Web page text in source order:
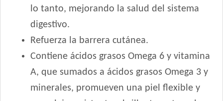
Grande
Pro Plan Perro Reduce Calorie Adulto Raza Mediana y Grande
Pro Plan Perro Veterinary Diets Movilidad Articular
Pro Plan Perro Veterinary Diets Neurológico Neurocare
Pro Plan Perro Veterinary Diets Obesidad
lo tanto, mejorando la salud del sistema
digestivo.
Refuerza la barrera cutánea.
Contiene ácidos grasos Omega 6 y vitamina
A, que sumados a ácidos grasos Omega 3 y
minerales, promueven una piel flexible y